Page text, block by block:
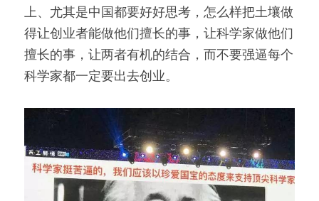
上、尤其是中国都要好好思考，怎么样把土壤做
得让创业者能做他们擅长的事，让科学家做他们
擅长的事，让两者有机的结合，而不要强逼每个
科学家都一定要出去创业。